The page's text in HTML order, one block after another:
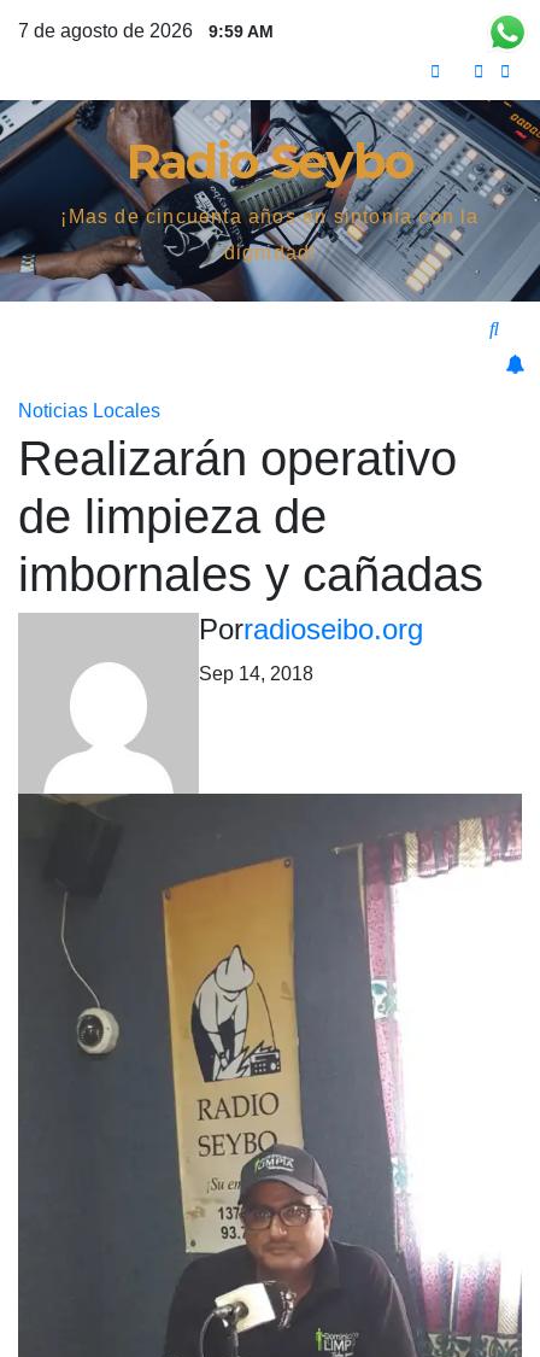
7 de agosto de 2026 9:59 AM
Radio Seybo
¡Mas de cincuenta años en sintonía con la
dignidad!
Noticias Locales
Realizarán operativo
de limpieza de
imbornales y cañadas
Porradioseibo.org
Sep 14, 2018